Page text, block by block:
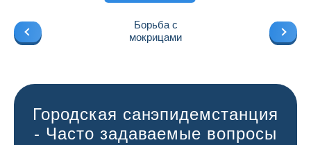
Борьба с
мокрицами
Городская санэпидемстанция
- Часто задаваемые вопросы